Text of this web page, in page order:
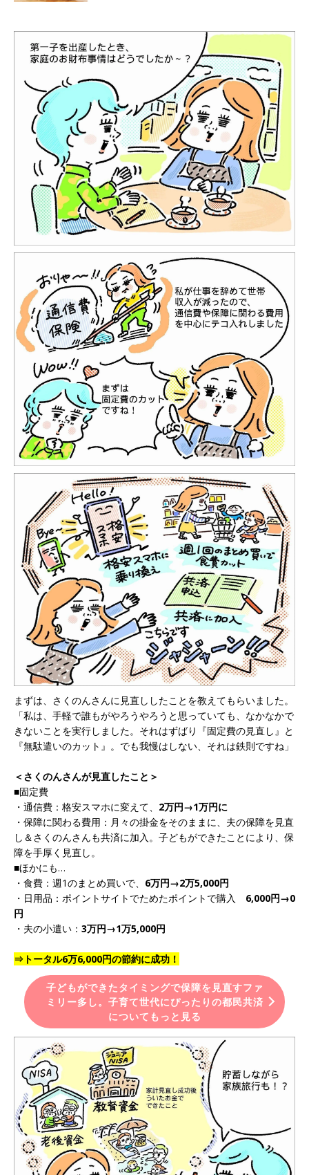
まずは、さくのんさんに見直ししたことを教えてもらいました。
「私は、手軽で誰もがやろうやろうと思っていても、なかなかで
きないことを実行しました。それはずばり『固定費の見直し』と
『無駄遣いのカット』。でも我慢はしない、それは鉄則ですね」
＜さくのんさんが見直したこと＞
■固定費
・通信費：格安スマホに変えて、 2万円→1万円に
・保障に関わる費用：月々の掛金をそのままに、夫の保障を見直
し＆さくのんさんも共済に加入。子どもができたことにより、保
障を手厚く見直し。
■ほかにも…
・食費：週1のまとめ買いで、 6万円→2万5,000円
・日用品：ポイントサイトでためたポイントで購入 6,000円→0
円
・夫の小遣い： 3万円→1万5,000円
⇒トータル6万6,000円の節約に成功！
子どもができたタイミングで保障を見直すファ
ミリー多し。子育て世代にぴったりの都民共済
についてもっと見る